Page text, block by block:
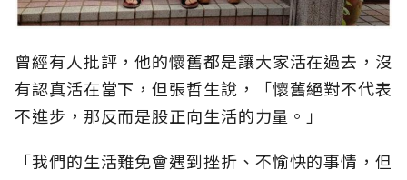
曾經有人批評，他的懷舊都是讓大家活在過去，沒
有認真活在當下，但張哲生說，「懷舊絕對不代表
不進步，那反而是股正向生活的力量。」
「我們的生活難免會遇到挫折、不愉快的事情，但